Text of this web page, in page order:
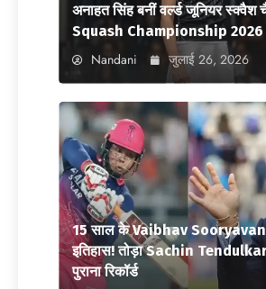
अनाहत सिंह बनीं वर्ल्ड जूनियर स्क्वैश
Squash Championship 2026
Nandani जुलाई 26, 2026
15 साल के Vaibhav
इतिहास! तोड़ा Sachin
पुराना रिकॉर्ड